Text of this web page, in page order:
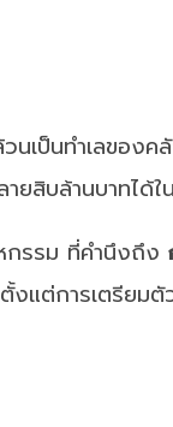
เป็นทำเลของ
สิบล้านบาทได้ใ
กรรม ที่คำนึงถึง
ตั้งแต่การเตรียมตั